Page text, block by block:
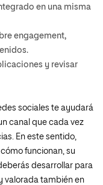
en una misma
engagement,
y revisar
sociales te ayudará
canal que cada vez
En este sentido,
funcionan, su
desarrollar para
valorada también en